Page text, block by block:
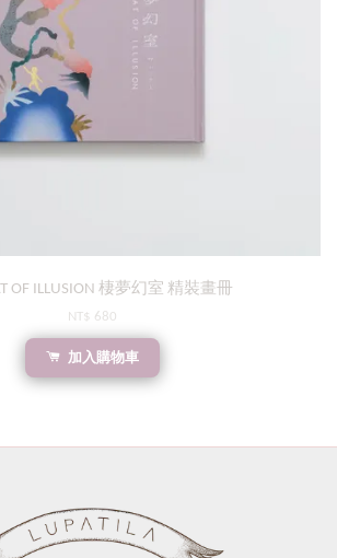
OF ILLUSION 棲夢幻室 精裝畫冊
NT$ 680
加入購物車